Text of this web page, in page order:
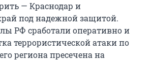
— Краснодар и
под надежной защитой.
РФ сработали оперативно и
террористической атаки по
региона пресечена на